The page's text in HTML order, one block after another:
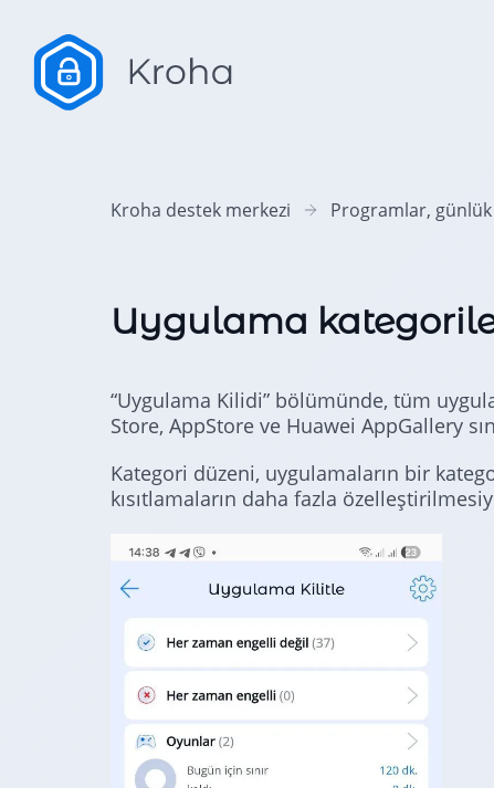
Kroha destek merkezi Programlar, günlük
Uygulama
“Uygulama Kilidi” bölümünde, tüm
Store, AppStore ve Huawei AppGallery
Kategori düzeni, uygulamaların bir
kısıtlamaların daha fazla